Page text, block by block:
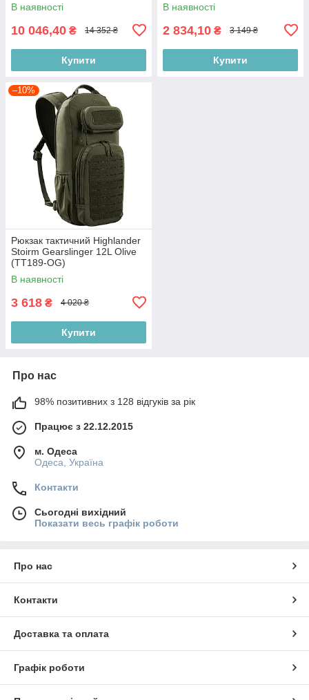
В наявності
10 046,40 ₴ 14 352 ₴
Купити
В наявності
2 834,10 ₴ 3 149 ₴
Купити
–10%
Рюкзак тактичний Highlander
Stoirm Gearslinger 12L Olive
(TT189-OG)
В наявності
3 618 ₴ 4 020 ₴
Купити
Про нас
98% позитивних з 128 відгуків за рік
Працює з 22.12.2015
м. Одеса
Одеса, Україна
Контакти
Сьогодні вихідний
Показати весь графік роботи
Про нас
Контакти
Доставка та оплата
Графік роботи